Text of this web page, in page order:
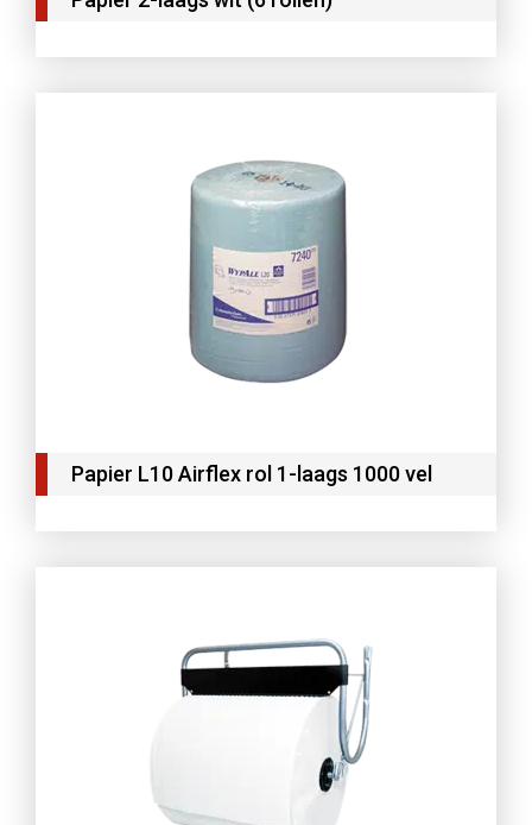
Papier L10 Airflex rol 1-laags 1000 vel